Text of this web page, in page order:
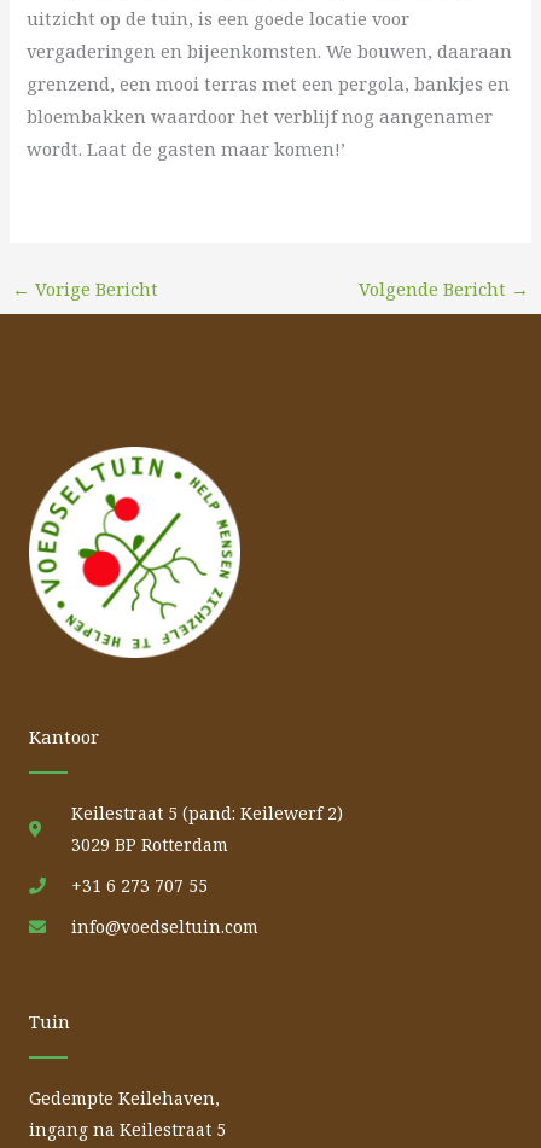
uitzicht op de tuin, is een goede locatie voor
vergaderingen en bijeenkomsten. We bouwen, daaraan
grenzend, een mooi terras met een pergola, bankjes en
bloembakken waardoor het verblijf nog aangenamer
wordt. Laat de gasten maar komen!’
← Vorige Bericht Volgende Bericht →
Kantoor
Keilestraat 5 (pand: Keilewerf 2)
3029 BP Rotterdam
+31 6 273 707 55
info@voedseltuin.com
Tuin
Gedempte Keilehaven,
ingang na Keilestraat 5